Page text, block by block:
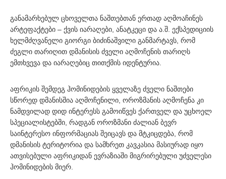
განამარხებულ ცხოველთა ნაშთებთან ერთად აღმოაჩინეს
არტეფაქტები – ქვის იარაღები, ანატკეცი და ა.შ. ექსპედიციის
ხელმძღვანელი გიორგი ბიძინაშვილი განმარტავს, რომ
ძეგლი თარიღით დმანისის ძველი აღმოჩენის თარიღს
ემთხვევა და იარაღებიც თითქმის იდენტურია.
აფრიკის შემდეგ ჰომინიდების ყველაზე ძველი ნაშთები
სწორედ დმანისშია აღმოჩენილი, ოროზმანის აღმოჩენა კი
ნამდვილად დიდ ინტერესს გამოიწვეს ქართველ და უცხოელ
სპეციალისტებში, რადგან ოროზმანი ძალიან ბევრ
საინტერესო ინფორმაციას შეიცავს და მტკიცდება, რომ
დმანისის ტერიტორია და სამხრეთ კავკასია მასიურად იყო
ათვისებული აფრიკიდან ევრაზიაში მიგრირებული უძველესი
ჰომინიდების მიერ.